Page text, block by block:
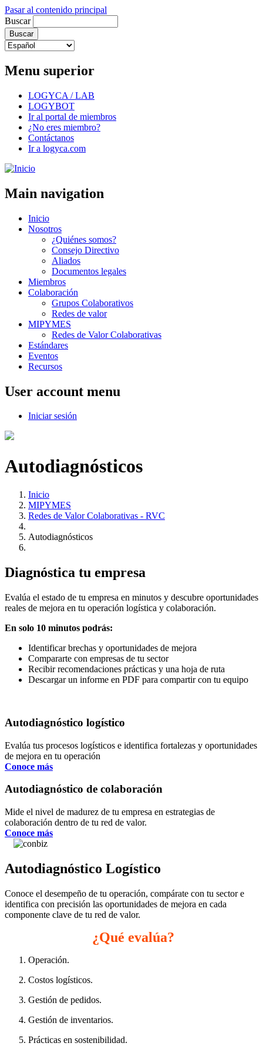
Pasar al contenido principal
Buscar
Menu superior
LOGYCA / LAB
LOGYBOT
Ir al portal de miembros
¿No eres miembro?
Contáctanos
Ir a logyca.com
Main navigation
Inicio
Nosotros
¿Quiénes somos?
Consejo Directivo
Aliados
Documentos legales
Miembros
Colaboración
Grupos Colaborativos
Redes de valor
MIPYMES
Redes de Valor Colaborativas
Estándares
Eventos
Recursos
User account menu
Iniciar sesión
Autodiagnósticos
Inicio
MIPYMES
Redes de Valor Colaborativas - RVC
Autodiagnósticos
Diagnóstica tu empresa
Evalúa el estado de tu empresa en minutos y descubre oportunidades
reales de mejora en tu operación logística y colaboración.
En solo 10 minutos podrás:
Identificar brechas y oportunidades de mejora
Compararte con empresas de tu sector
Recibir recomendaciones prácticas y una hoja de ruta
Descargar un informe en PDF para compartir con tu equipo
Autodiagnóstico logístico
Evalúa tus procesos logísticos e identifica fortalezas y oportunidades
de mejora en tu operación
Conoce más
Autodiagnóstico de colaboración
Mide el nivel de madurez de tu empresa en estrategias de
colaboración dentro de tu red de valor.
Conoce más
Autodiagnóstico Logístico
Conoce el desempeño de tu operación, compárate con tu sector e
identifica con precisión las oportunidades de mejora en cada
componente clave de tu red de valor.
¿Qué evalúa?
Operación.
Costos logísticos.
Gestión de pedidos.
Gestión de inventarios.
Prácticas en sostenibilidad.